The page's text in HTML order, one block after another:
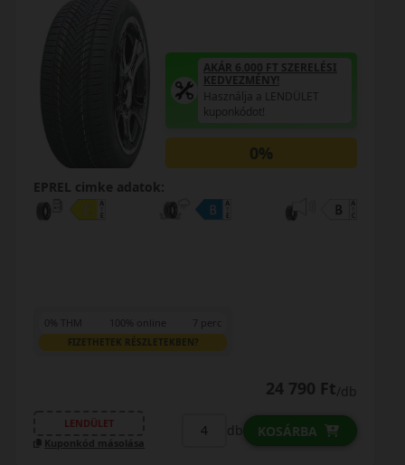
AKÁR 6.000 FT SZERELÉSI
KEDVEZMÉNY!
Használja a LENDÜLET
kuponkódot!
0%
EPREL cimke adatok:
0% THM 100% online 7 perc
FIZETHETEK RÉSZLETEKBEN?
38 090 Ft/db
LENDÜLET
Kuponkód másolása
db KOSÁRBA